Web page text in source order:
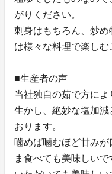
がりください。
刺身はもちろん、炒め
は様々な料理で楽しむ
■生産者の声
当社独自の茹で方に
生かし、絶妙な塩加
おります。
噛めば噛むほど甘み
ま食べても美味しい